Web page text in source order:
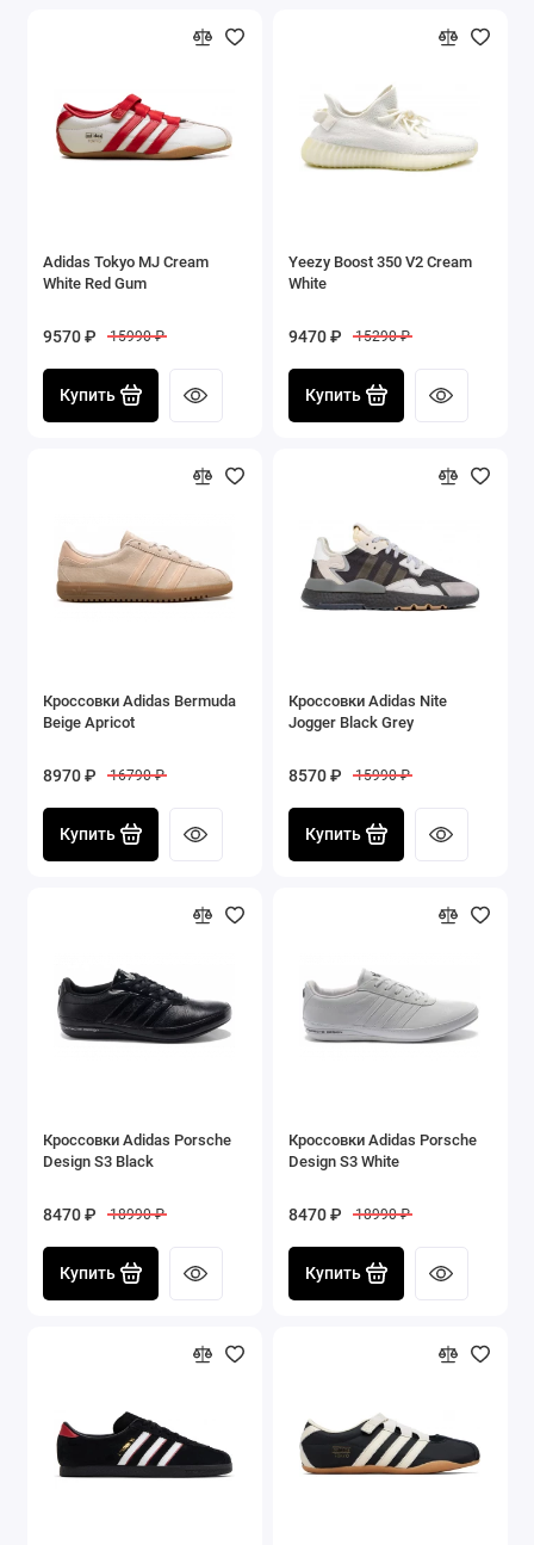
Adidas Tokyo MJ Cream
White Red Gum
9570 ₽ 15990 ₽
Купить
Yeezy Boost 350 V2 Cream
White
9470 ₽ 15290 ₽
Купить
Кроссовки Adidas Bermuda
Beige Apricot
8970 ₽ 16790 ₽
Купить
Кроссовки Adidas Nite
Jogger Black Grey
8570 ₽ 15990 ₽
Купить
Кроссовки Adidas Porsche
Design S3 Black
8470 ₽ 18990 ₽
Купить
Кроссовки Adidas Porsche
Design S3 White
8470 ₽ 18990 ₽
Купить